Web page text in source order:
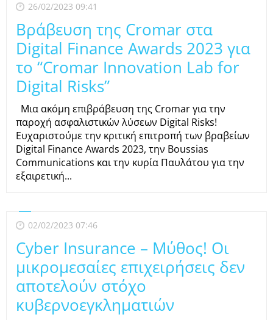
26/02/2023 09:41
Βράβευση της Cromar στα
Digital Finance Awards 2023 για
το “Cromar Innovation Lab for
Digital Risks”
Μια ακόμη επιβράβευση της Cromar για την
παροχή ασφαλιστικών λύσεων Digital Risks!
Ευχαριστούμε την κριτική επιτροπή των βραβείων
Digital Finance Awards 2023, την Boussias
Communications και την κυρία Παυλάτου για την
εξαιρετική...
02/02/2023 07:46
Cyber Insurance – Μύθος! Οι
μικρομεσαίες επιχειρήσεις δεν
αποτελούν στόχο
κυβερνοεγκληματιών